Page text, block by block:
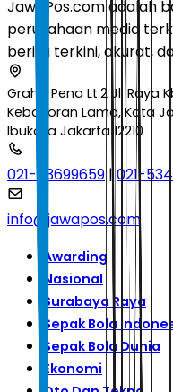
JawaPos.com adalah
perusahaan media
berita terkini, akurat,
Graha Pena Lt.2 Jl. Raya
Kebayoran Lama, Kota
Ibukota Jakarta 12210
021-53699659 | 021-
info@jawapos.com
Awarding
Nasional
Surabaya Raya
Sepak Bola
Sepak Bola Dunia
Ekonomi